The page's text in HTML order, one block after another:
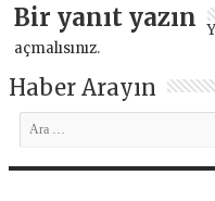
Bir yanıt yazın
açmalısınız.
Haber Arayın